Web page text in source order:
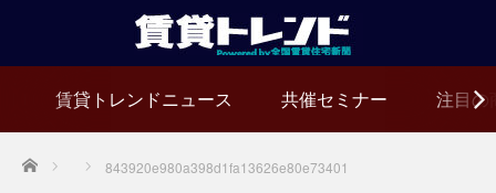
賃貸トレンドニュース 共催セミナー 注目の
Home 843920e980a398d1fa13626e80e73401